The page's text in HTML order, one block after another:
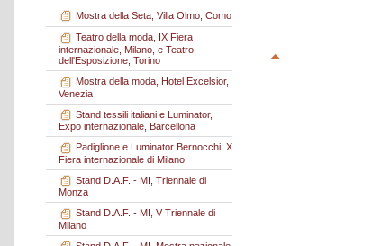
Mostra della Seta, Villa Olmo, Como
Teatro della moda, IX Fiera
internazionale, Milano, e Teatro
dell'Esposizione, Torino
Mostra della moda, Hotel Excelsior,
Venezia
Stand tessili italiani e Luminator,
Expo internazionale, Barcellona
Padiglione e Luminator Bernocchi, X
Fiera internazionale di Milano
Stand D.A.F. - MI, Triennale di
Monza
Stand D.A.F. - MI, V Triennale di
Milano